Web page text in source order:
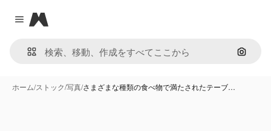
Close menu
Magnific
画像で
ホーム/ストック/写真/さまざまな種類の食べ物で満たされたテーブ…